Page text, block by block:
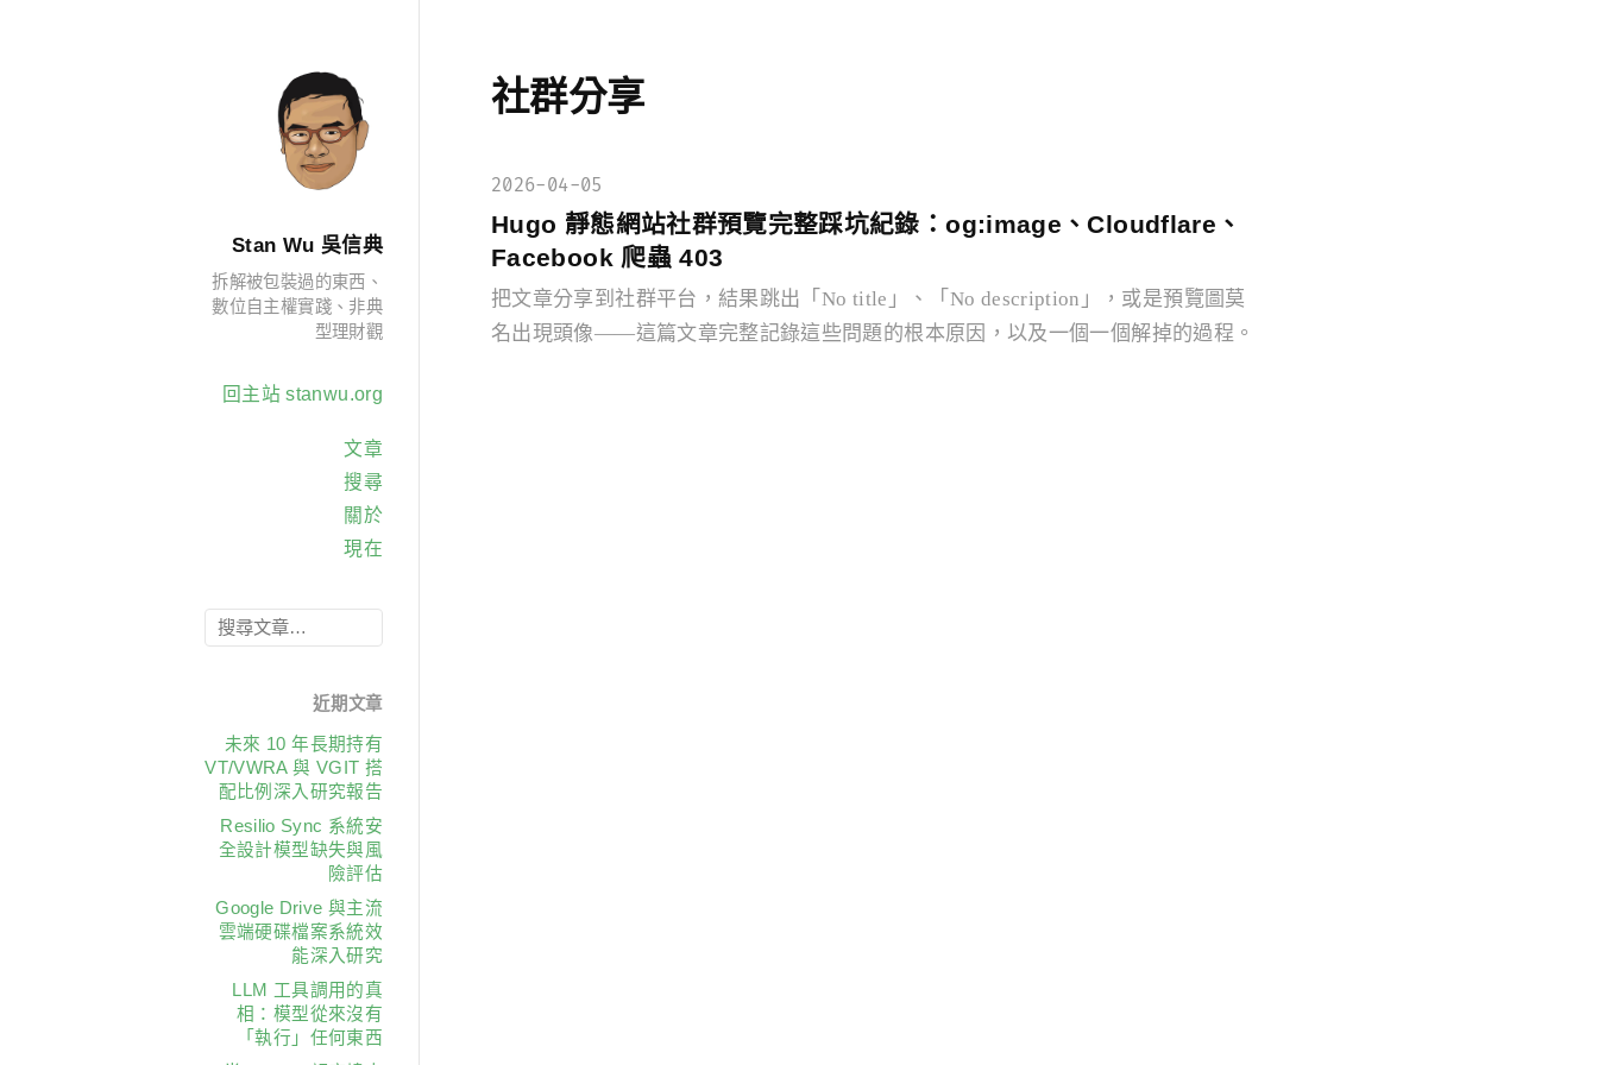
Stan Wu 吳信典
拆解被包裝過的東西、
數位自主權實踐、非典
型理財觀
回主站 stanwu.org
文章
搜尋
關於
現在
近期文章
未來 10 年長期持有
VT/VWRA 與 VGIT 搭
配比例深入研究報告
Resilio Sync 系統安
全設計模型缺失與風
險評估
Google Drive 與主流
雲端硬碟檔案系統效
能深入研究
LLM 工具調用的真
相：模型從來沒有
「執行」任何東西
社群分享
2026-04-05
Hugo 靜態網站社群預覽完整踩坑紀錄：og:image、Cloudflare、
Facebook 爬蟲 403
把文章分享到社群平台，結果跳出「No title」、「No description」，或是預覽圖莫
名出現頭像——這篇文章完整記錄這些問題的根本原因，以及一個一個解掉的過程。